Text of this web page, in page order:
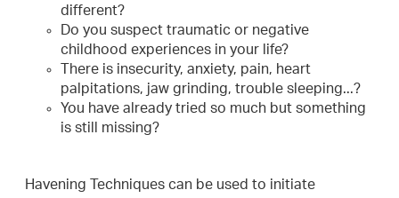
different?
Do you suspect traumatic or negative
childhood experiences in your life?
There is insecurity, anxiety, pain, heart
palpitations, jaw grinding, trouble sleeping...?
You have already tried so much but something
is still missing?
Havening Techniques can be used to initiate